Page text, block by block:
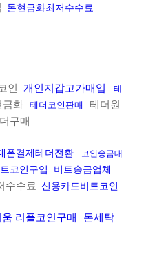
돈현금화최저수수료
인 개인지갑고가매입
테
금화 테더코인판매
테더원
구매
폰결제테더전환
코인송금대
코인구입 비트송금업체
수수료 신용카드비트코인
리플코인구매
돈세탁